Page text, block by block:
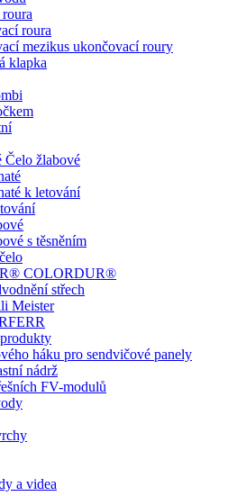
roura
mezikus ukončovací roury
klapka
Čelo žlabové
k letování
s těsněním
COLORDUR®
střech
Meister
háku pro sendvičové panely
nádrž
FV-modulů
a videa